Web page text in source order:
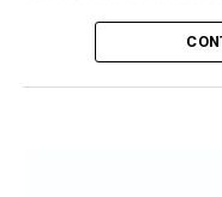
argentinos;
pesos chilenos.
Programador
disputaba la máxima